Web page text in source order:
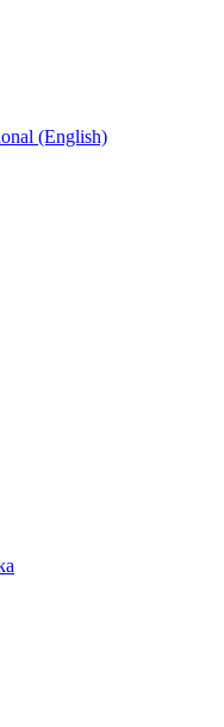
(English)